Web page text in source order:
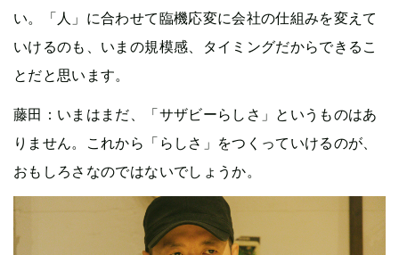
い。「人」に合わせて臨機応変に会社の仕組みを変えて
いけるのも、いまの規模感、タイミングだからできるこ
とだと思います。
藤田：いまはまだ、「サザビーらしさ」というものはあ
りません。これから「らしさ」をつくっていけるのが、
おもしろさなのではないでしょうか。